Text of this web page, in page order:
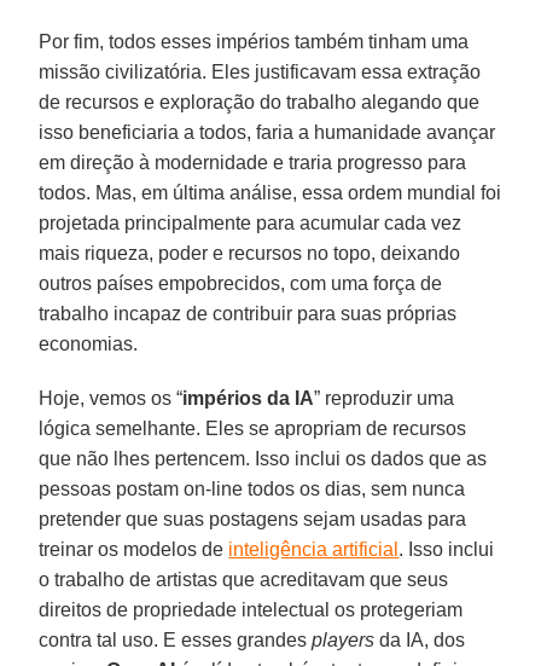
Por fim, todos esses impérios também tinham uma
missão civilizatória. Eles justificavam essa extração
de recursos e exploração do trabalho alegando que
isso beneficiaria a todos, faria a humanidade avançar
em direção à modernidade e traria progresso para
todos. Mas, em última análise, essa ordem mundial foi
projetada principalmente para acumular cada vez
mais riqueza, poder e recursos no topo, deixando
outros países empobrecidos, com uma força de
trabalho incapaz de contribuir para suas próprias
economias.
Hoje, vemos os “impérios da IA” reproduzir uma
lógica semelhante. Eles se apropriam de recursos
que não lhes pertencem. Isso inclui os dados que as
pessoas postam on-line todos os dias, sem nunca
pretender que suas postagens sejam usadas para
treinar os modelos de inteligência artificial . Isso inclui
o trabalho de artistas que acreditavam que seus
direitos de propriedade intelectual os protegeriam
contra tal uso. E esses grandesplayers da IA, dos